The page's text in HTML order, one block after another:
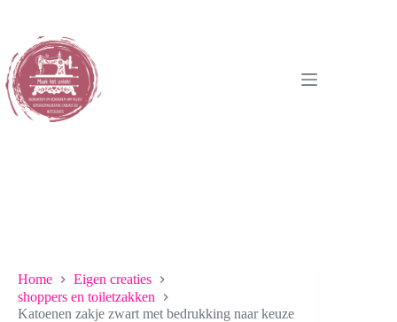
inhoud
Home
Eigen creaties
shoppers en toiletzakken
Katoenen zakje zwart met bedrukking naar keuze